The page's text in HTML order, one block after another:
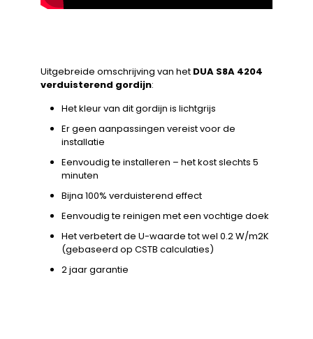
Uitgebreide omschrijving van het DUA S8A 4204
verduisterend gordijn:
Het kleur van dit gordijn is lichtgrijs
Er geen aanpassingen vereist voor de
installatie
Eenvoudig te installeren – het kost slechts 5
minuten
Bijna 100% verduisterend effect
Eenvoudig te reinigen met een vochtige doek
Het verbetert de U-waarde tot wel 0.2 W/m2K
(gebaseerd op CSTB calculaties)
2 jaar garantie